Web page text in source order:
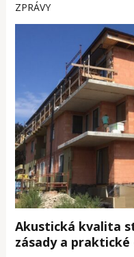
ZPRÁVY
Akustická kvalita
zásady a